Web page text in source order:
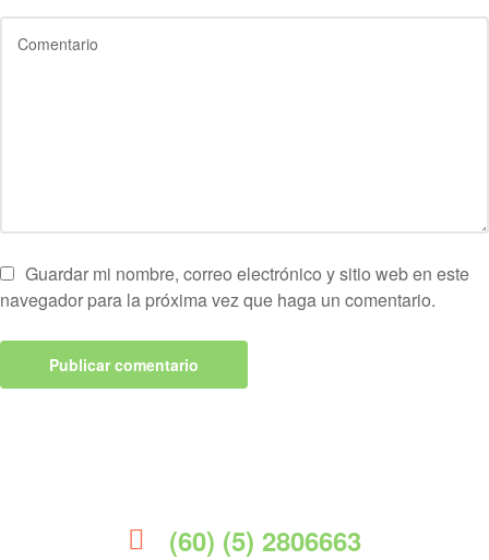
Guardar mi nombre, correo electrónico y sitio web en este
navegador para la próxima vez que haga un comentario.
(60) (5) 2806663